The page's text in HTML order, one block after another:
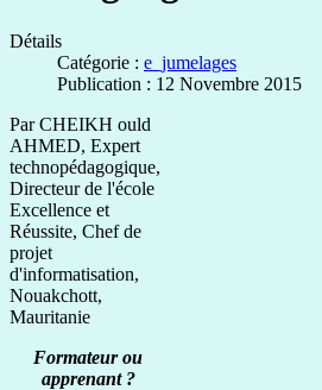
Détails
Catégorie : e_jumelages
Publication : 12 Novembre 2015
Par CHEIKH ould
AHMED, Expert
technopédagogique,
Directeur de l'école
Excellence et
Réussite, Chef de
projet
d'informatisation,
Nouakchott,
Mauritanie
Formateur ou
apprenant ?